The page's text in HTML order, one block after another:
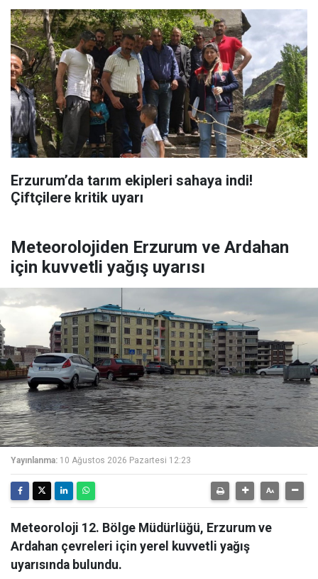
Erzurum’da tarım ekipleri sahaya indi!
Çiftçilere kritik uyarı
Meteorolojiden Erzurum ve Ardahan
için kuvvetli yağış uyarısı
Yayınlanma: 10 Ağustos 2026 Pazartesi 12:23
Meteoroloji 12. Bölge Müdürlüğü, Erzurum ve
Ardahan çevreleri için yerel kuvvetli yağış
uyarısında bulundu.